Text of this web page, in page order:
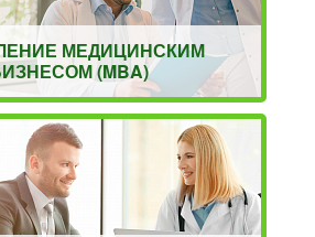
МЕДИЦИНСКИМ
(MBA)